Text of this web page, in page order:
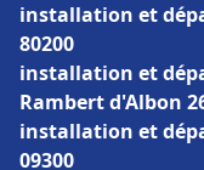
installation et
80200
installation et
Rambert d'Albon
installation et
09300